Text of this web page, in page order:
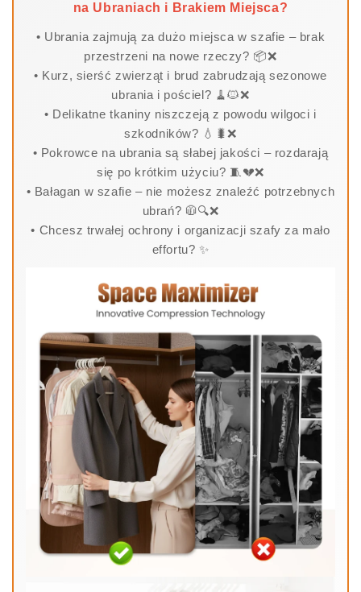
na Ubraniach i Brakiem Miejsca?
• Ubrania zajmują za dużo miejsca w szafie – brak
przestrzeni na nowe rzeczy? 📦❌
• Kurz, sierść zwierząt i brud zabrudzają sezonowe
ubrania i pościel? 🧹🐱❌
• Delikatne tkaniny niszczeją z powodu wilgoci i
szkodników? 💧🐛❌
• Pokrowce na ubrania są słabej jakości – rozdarają
się po krótkim użyciu? 🧵💔❌
• Bałagan w szafie – nie możesz znaleźć potrzebnych
ubrań? 🧥🔍❌
• Chcesz trwałej ochrony i organizacji szafy za mało
effortu? ✨